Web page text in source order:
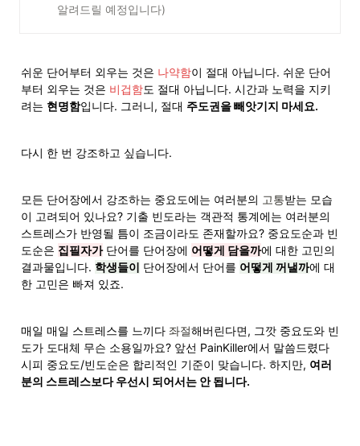
알려드릴 예정입니다)
쉬운 단어부터 외우는 것은 나약함이 절대 아닙니다. 쉬운 단어
부터 외우는 것은 비겁함도 절대 아닙니다. 시간과 노력을 지키
려는 현명함입니다. 그러니, 절대 주도권을 빼앗기지 마세요.
다시 한 번 강조하고 싶습니다.
모든 단어장에서 강조하는 중요도에는 여러분의 고통받는 모습
이 고려되어 있나요? 기출 빈도라는 객관적 통계에는 여러분의
스트레스가 반영될 틈이 조금이라도 존재할까요? 중요도순과 빈
도순은 집필자가 단어를 단어장에 어떻게 담을까에 대한 고민의
결과물입니다. 학생들이 단어장에서 단어를 어떻게 꺼낼까에 대
한 고민은 빠져 있죠.
매일 매일 스트레스를 느끼다 좌절해버린다면, 그깟 중요도와 빈
도가 도대체 무슨 소용일까요? 앞선 PainKiller에서 말씀드렸다
시피 중요도/빈도순은 합리적인 기준이 맞습니다. 하지만, 여러
분의 스트레스보다 우선시 되어서는 안 됩니다.